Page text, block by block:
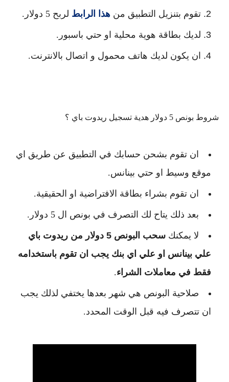
تقوم بتنزيل التطبيق من هذا الرابط لربح 5 دولار.
لديك بطاقة هوية محلية او حتي باسبور.
ان يكون لديك هاتف محمول و اتصال بالانترنت.
شروط بونص 5 دولار هدية تسجيل ريدوت باي ؟
ان تقوم بشحن حسابك في التطبيق عن طريق اي
موقع وسيط او حتي بينانس.
ان تقوم بشراء بطاقة الافتراضية او الحقيقية.
بعد ذلك يتاح لك التصرف في بونص ال 5 دولار.
لا يمكنك
سحب البونص 5 دولار من ريدوت باي
علي بينانس او علي اي بنك يجب ان تقوم باستخدامه
فقط في معاملات الشراء.
صلاحية البونص هي شهر بعدها يختفي لذلك يجب
ان تتصرف فيه قبل الوقت المحدد.